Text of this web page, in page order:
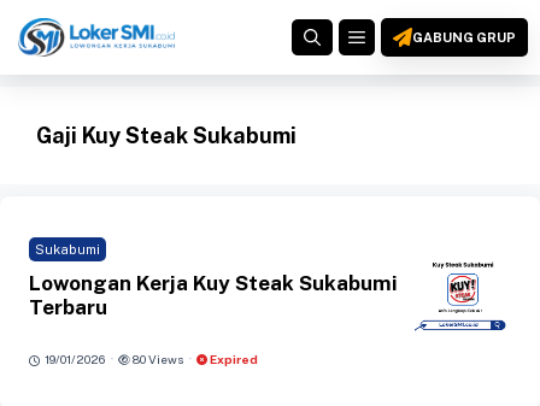
ke
MENUGABUNG GRUP
Gaji Kuy Steak Sukabumi
Sukabumi
Lowongan Kerja Kuy Steak Sukabumi
Terbaru
19/01/2026 · 80 Views · Expired